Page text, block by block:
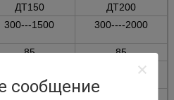
сообщение
ДТ150
ДТ200
300---1500 300----2000
85
85
800*800*800
Свобода